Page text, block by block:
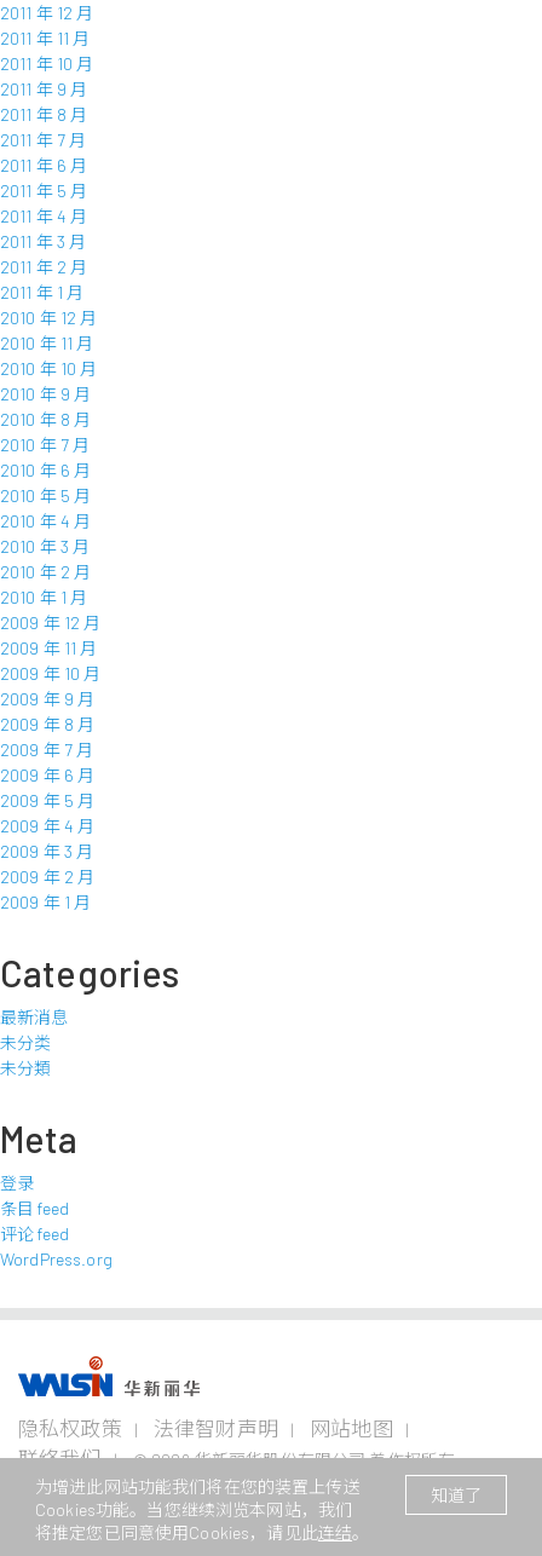
2011 年 12 月
2011 年 11 月
2011 年 10 月
2011 年 9 月
2011 年 8 月
2011 年 7 月
2011 年 6 月
2011 年 5 月
2011 年 4 月
2011 年 3 月
2011 年 2 月
2011 年 1 月
2010 年 12 月
2010 年 11 月
2010 年 10 月
2010 年 9 月
2010 年 8 月
2010 年 7 月
2010 年 6 月
2010 年 5 月
2010 年 4 月
2010 年 3 月
2010 年 2 月
2010 年 1 月
2009 年 12 月
2009 年 11 月
2009 年 10 月
2009 年 9 月
2009 年 8 月
2009 年 7 月
2009 年 6 月
2009 年 5 月
2009 年 4 月
2009 年 3 月
2009 年 2 月
2009 年 1 月
Categories
最新消息
未分类
未分類
Meta
登录
条目 feed
评论 feed
WordPress.org
事业版图
电缆
事业
业
Steeval®
事业
金
者专
栏
公司治
理
华新
人
华新生
活
华新
丽华
公司介
企业永
续概观
隐私权政策 法律智财声明
网站地图
联络我们
© 2026 华新丽华股份有限公司 着作权所有
本网站支援Edge、Firefox、Safari及Chrome浏览/ Website registration number : 苏
ICP备11082949号
知道了
为增进此网站功能我们将在您的装置上传送
Cookies功能。当您继续浏览本网站，我们
将推定您已同意使用Cookies，请见此连结。